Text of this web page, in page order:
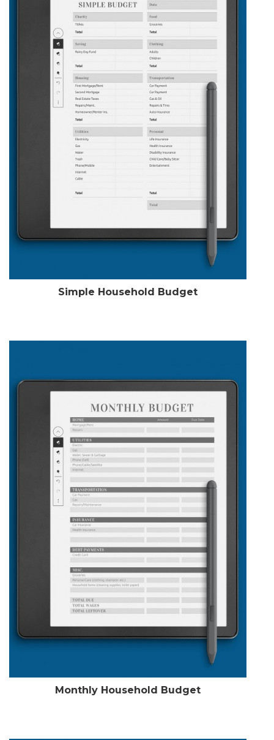
Simple Household Budget
Monthly Household Budget